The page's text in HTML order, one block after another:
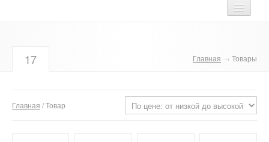
Оборудование
17 Главная → Товары
Главная / Товар